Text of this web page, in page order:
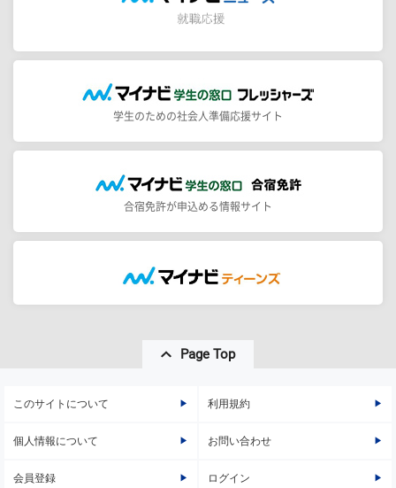
学生のための社会人準備応援サイト
合宿免許が申込める情報サイト
Page Top
このサイトについて 利用規約
個人情報について お問い合わせ
会員登録 ログイン